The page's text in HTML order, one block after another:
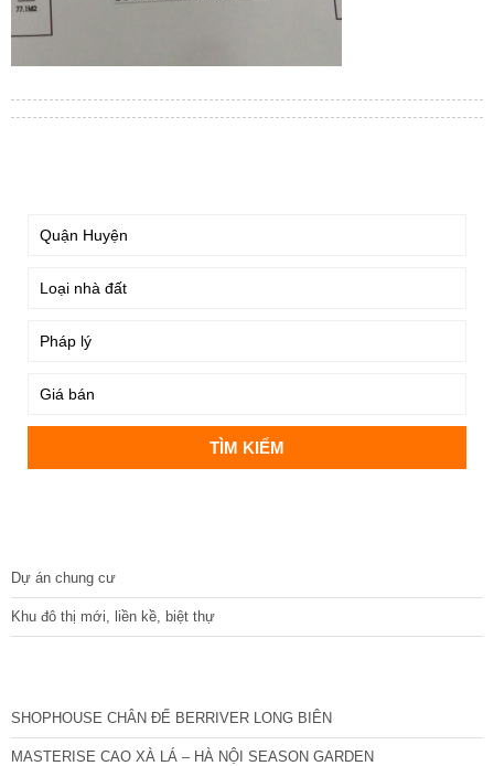
Dự án chung cư
Khu đô thị mới, liền kề, biệt thự
SHOPHOUSE CHÂN ĐẾ BERRIVER LONG BIÊN
MASTERISE CAO XÀ LÁ – HÀ NỘI SEASON GARDEN